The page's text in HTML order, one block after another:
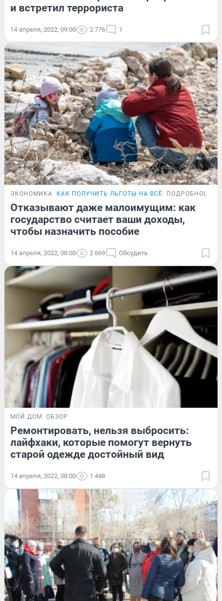
и встретил террориста
14 апреля, 2022, 09:00 2 776 1
ЭКОНОМИКА КАК ПОЛУЧИТЬ ЛЬГОТЫ НА ВСЁ ПОДРОБНОСТИ
Отказывают даже малоимущим: как
государство считает ваши доходы,
чтобы назначить пособие
14 апреля, 2022, 08:00 2 669 Обсудить
МОЙ ДОМ ОБЗОР
Ремонтировать, нельзя выбросить:
лайфхаки, которые помогут вернуть
старой одежде достойный вид
14 апреля, 2022, 08:00 1 448